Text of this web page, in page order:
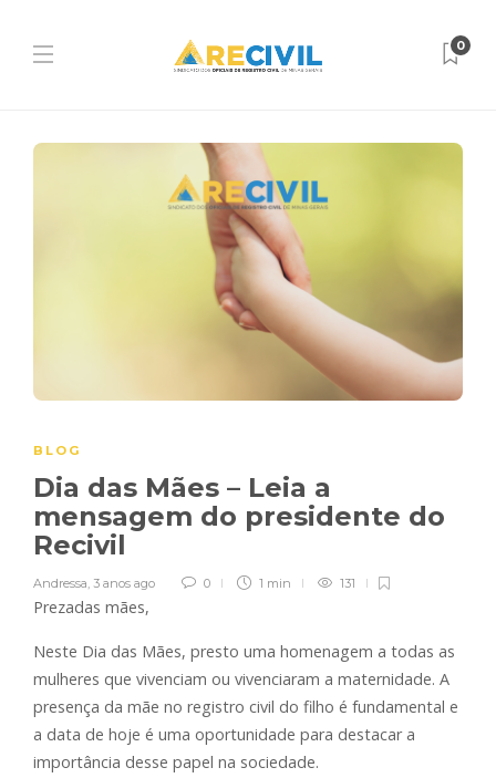
0
BLOG
Dia das Mães – Leia a
mensagem do presidente do
Recivil
Andressa 3 anos ago 0 1 min 131
Prezadas mães,
Neste Dia das Mães, presto uma homenagem a todas as
mulheres que vivenciam ou vivenciaram a maternidade. A
presença da mãe no registro civil do filho é fundamental e
a data de hoje é uma oportunidade para destacar a
importância desse papel na sociedade.